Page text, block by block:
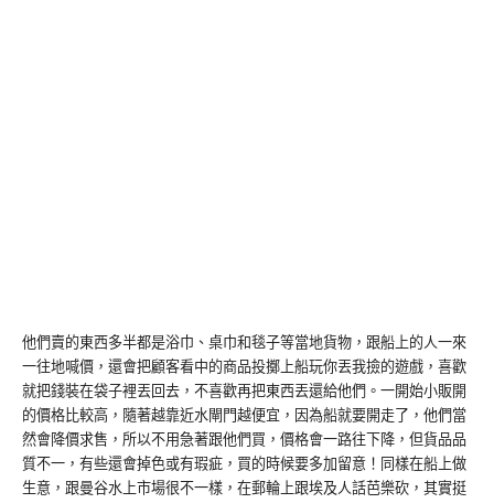
他們賣的東西多半都是浴巾、桌巾和毯子等當地貨物，跟船上的人一來
一往地喊價，還會把顧客看中的商品投擲上船玩你丟我撿的遊戲，喜歡
就把錢裝在袋子裡丟回去，不喜歡再把東西丟還給他們。一開始小販開
的價格比較高，隨著越靠近水閘門越便宜，因為船就要開走了，他們當
然會降價求售，所以不用急著跟他們買，價格會一路往下降，但貨品品
質不一，有些還會掉色或有瑕疵，買的時候要多加留意！同樣在船上做
生意，跟曼谷水上市場很不一樣，在郵輪上跟埃及人話芭樂砍，其實挺